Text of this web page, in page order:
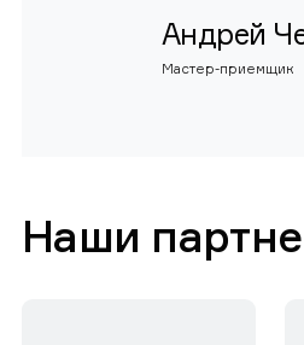
Андрей
Мастер-приемщик
Наши